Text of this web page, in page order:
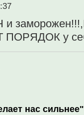
у
нас сильнее"